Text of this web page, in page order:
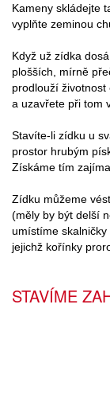
Kameny skládejte
vyplňte zeminou
Když už zídka
plošších, mírně
prodlouží
a uzavřete při tom
Stavíte-li zídku u
prostor hrubým
Získáme tím
Zídku můžeme
(měly by být delší
umístíme skalničky
jejichž kořínky
STAVÍME